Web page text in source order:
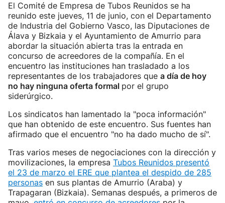
El Comité de Empresa de Tubos Reunidos se ha
reunido este jueves, 11 de junio, con el Departamento
de Industria del Gobierno Vasco, las Diputaciones de
Álava y Bizkaia y el Ayuntamiento de Amurrio para
abordar la situación abierta tras la entrada en
concurso de acreedores de la compañía. En el
encuentro las instituciones han trasladado a los
representantes de los trabajadores que a día de hoy
no hay ninguna oferta formal por el grupo
siderúrgico.
Los sindicatos han lamentado la "poca información"
que han obtenido de este encuentro. Sus fuentes han
afirmado que el encuentro "no ha dado mucho de sí".
Tras varios meses de negociaciones con la dirección y
movilizaciones, la empresa Tubos Reunidos presentó
el 23 de marzo el ERE que plantea el despido de 285
personas en sus plantas de Amurrio (Araba) y
Trapagaran (Bizkaia). Semanas después, a primeros de